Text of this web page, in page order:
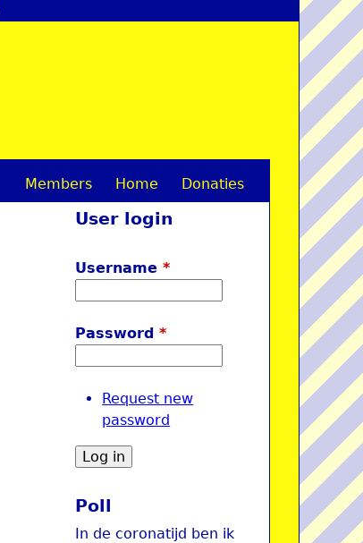
M
Members Home Donaties
User login
Username*
Password*
Request new
password
Poll
In de coronatijd ben ik